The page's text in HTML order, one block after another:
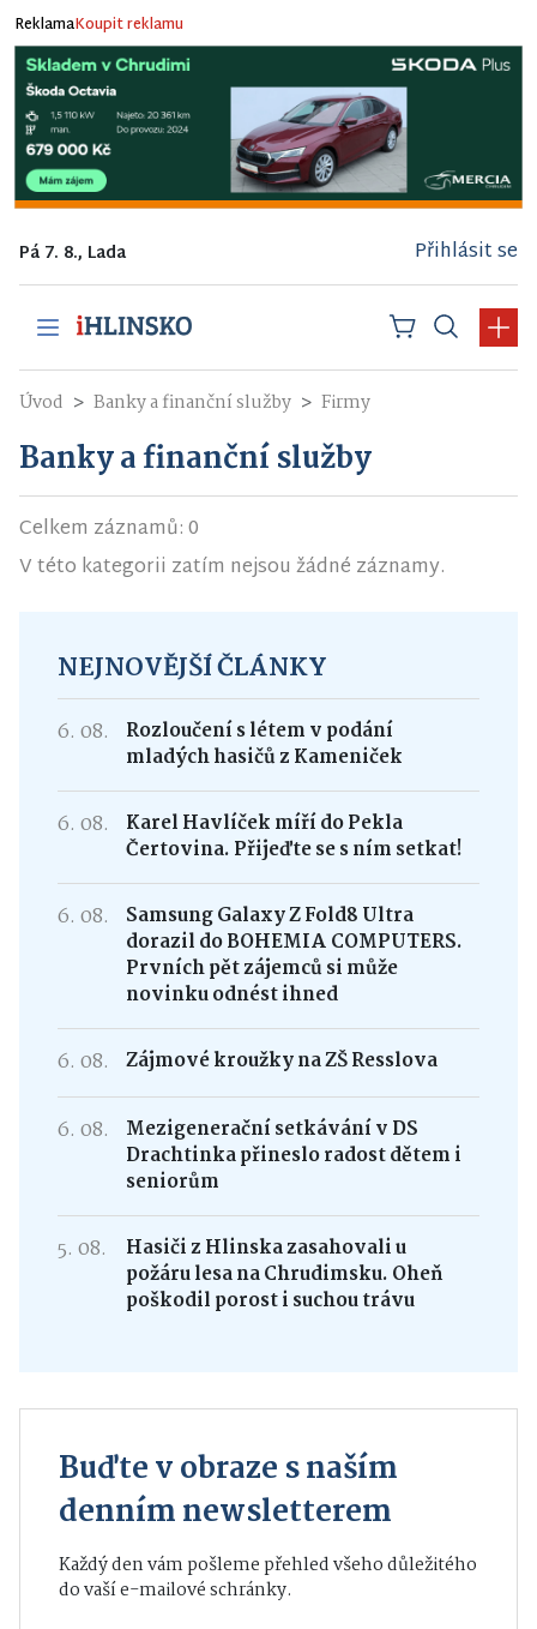
ReklamaKoupit reklamu
Pá 7. 8., Lada Přihlásit se
Úvod Banky a finanční služby Firmy
Banky a finanční služby
Celkem záznamů: 0
V této kategorii zatím nejsou žádné záznamy.
NEJNOVĚJŠÍ ČLÁNKY
6. 08.
Rozloučení s létem v podání
mladých hasičů z Kameniček
6. 08.
Karel Havlíček míří do Pekla
Čertovina. Přijeďte se s ním setkat!
6. 08.
Samsung Galaxy Z Fold8 Ultra
dorazil do BOHEMIA COMPUTERS.
Prvních pět zájemců si může
novinku odnést ihned
6. 08. Zájmové kroužky na ZŠ Resslova
6. 08.
Mezigenerační setkávání v DS
Drachtinka přineslo radost dětem i
seniorům
5. 08.
Hasiči z Hlinska zasahovali u
požáru lesa na Chrudimsku. Oheň
poškodil porost i suchou trávu
Buďte v obraze s naším
denním newsletterem
Každý den vám pošleme přehled všeho důležitého
do vaší e-mailové schránky.